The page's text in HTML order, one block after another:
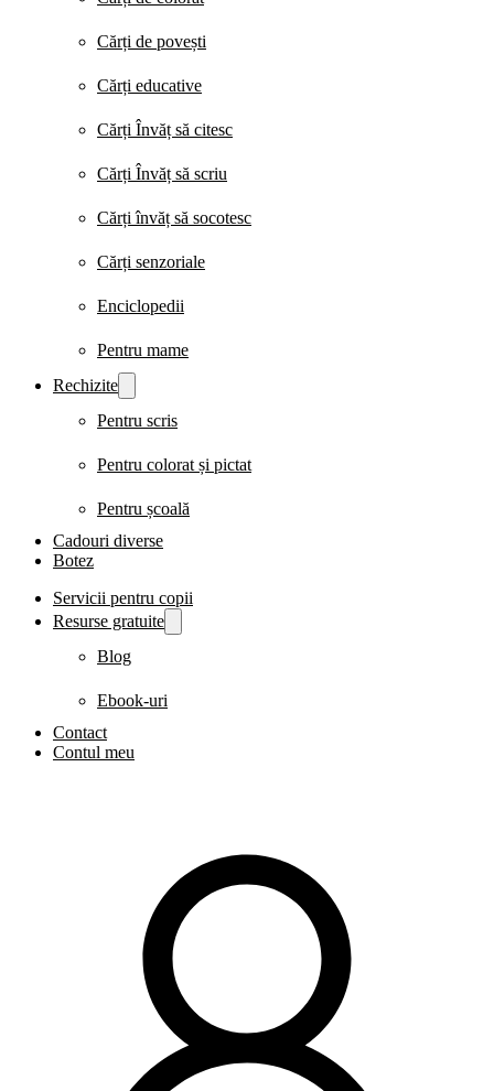
Cărți de povești
Cărți educative
Cărți Învăț să citesc
Cărți Învăț să scriu
Cărți învăț să socotesc
Cărți senzoriale
Enciclopedii
Pentru mame
Rechizite
Pentru scris
Pentru colorat și pictat
Pentru școală
Cadouri diverse
Botez
Servicii pentru copii
Resurse gratuite
Blog
Ebook-uri
Contact
Contul meu